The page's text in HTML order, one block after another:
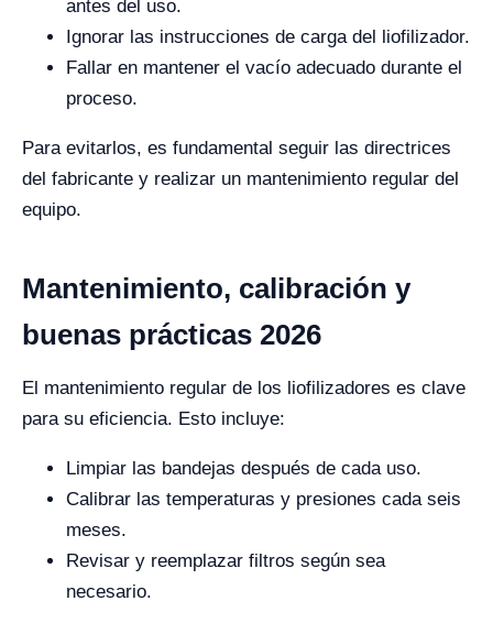
antes del uso.
Ignorar las instrucciones de carga del liofilizador.
Fallar en mantener el vacío adecuado durante el
proceso.
Para evitarlos, es fundamental seguir las directrices
del fabricante y realizar un mantenimiento regular del
equipo.
Mantenimiento, calibración y
buenas prácticas 2026
El mantenimiento regular de los liofilizadores es clave
para su eficiencia. Esto incluye:
Limpiar las bandejas después de cada uso.
Calibrar las temperaturas y presiones cada seis
meses.
Revisar y reemplazar filtros según sea
necesario.